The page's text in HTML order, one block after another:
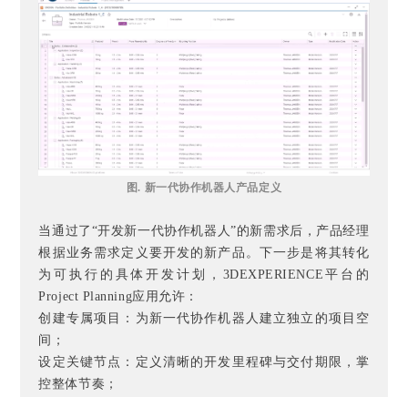
图. 新一代协作机器人产品定义
当通过了“开发新一代协作机器人”的新需求后，产品经理
根据业务需求定义要开发的新产品。下一步是将其转化
为可执行的具体开发计划，3DEXPERIENCE平台的
Project Planning应用允许：
创建专属项目：为新一代协作机器人建立独立的项目空
间；
设定关键节点：定义清晰的开发里程碑与交付期限，掌
控整体节奏；